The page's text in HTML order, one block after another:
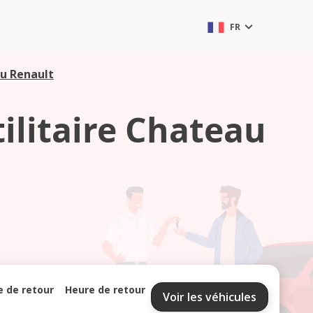
FR
Renault
Chateau
de retour Heure de retour Voir les véhicules